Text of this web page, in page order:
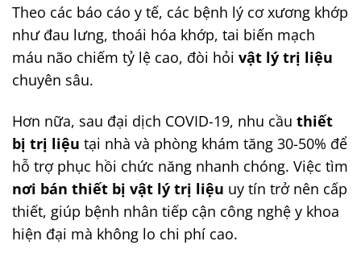
Theo các báo cáo y tế, các bệnh lý cơ xương khớp
như đau lưng, thoái hóa khớp, tai biến mạch
máu não chiếm tỷ lệ cao, đòi hỏi vật lý trị liệu
chuyên sâu.
Hơn nữa, sau đại dịch COVID-19, nhu cầu thiết
bị trị liệu tại nhà và phòng khám tăng 30-50% để
hỗ trợ phục hồi chức năng nhanh chóng. Việc tìm
nơi bán thiết bị vật lý trị liệu uy tín trở nên cấp
thiết, giúp bệnh nhân tiếp cận công nghệ y khoa
hiện đại mà không lo chi phí cao.